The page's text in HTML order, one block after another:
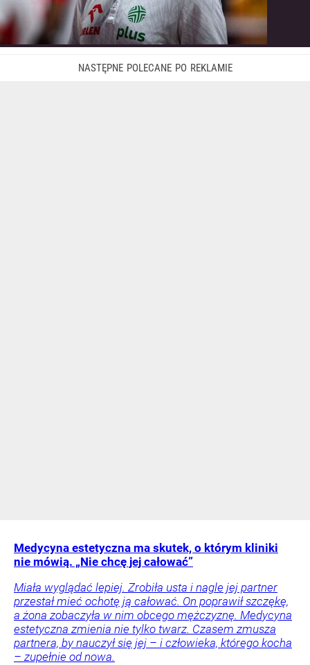
Medycyna estetyczna ma skutek, o którym kliniki
nie mówią. „Nie chcę jej całować”
Miała wyglądać lepiej. Zrobiła usta i nagle jej partner
przestał mieć ochotę ją całować. On poprawił szczękę,
a żona zobaczyła w nim obcego mężczyznę. Medycyna
estetyczna zmienia nie tylko twarz. Czasem zmusza
partnera, by nauczył się jej – i człowieka, którego kocha
– zupełnie od nowa.